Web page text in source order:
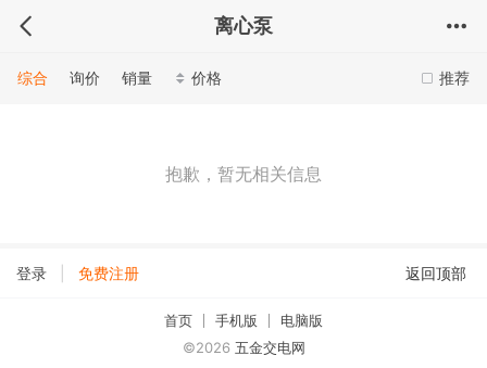
离心泵
推荐
综合 询价 销量 价格
抱歉，暂无相关信息
登录 免费注册 返回顶部
首页 手机版
电脑版
©2026 五金交电网